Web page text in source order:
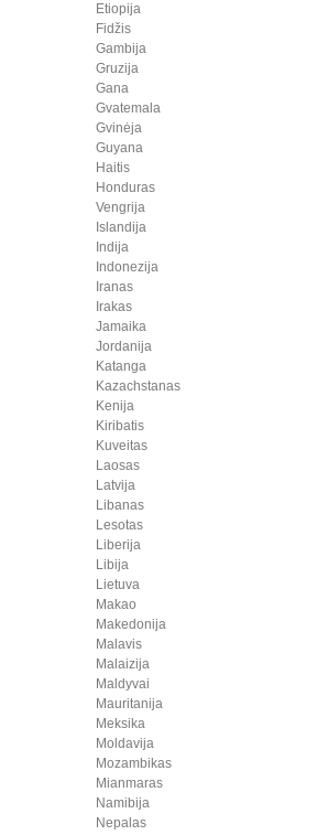
Etiopija
Fidžis
Gambija
Gruzija
Gana
Gvatemala
Gvinėja
Guyana
Haitis
Honduras
Vengrija
Islandija
Indija
Indonezija
Iranas
Irakas
Jamaika
Jordanija
Katanga
Kazachstanas
Kenija
Kiribatis
Kuveitas
Laosas
Latvija
Libanas
Lesotas
Liberija
Libija
Lietuva
Makao
Makedonija
Malavis
Malaizija
Maldyvai
Mauritanija
Meksika
Moldavija
Mozambikas
Mianmaras
Namibija
Nepalas